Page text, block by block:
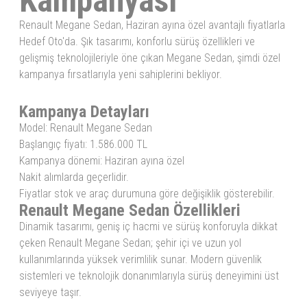
Renault Megane Sedan, Haziran ayına özel avantajlı fiyatlarla
Hedef Oto'da. Şık tasarımı, konforlu sürüş özellikleri ve
gelişmiş teknolojileriyle öne çıkan Megane Sedan, şimdi özel
kampanya fırsatlarıyla yeni sahiplerini bekliyor.
Kampanya Detayları
Model: Renault Megane Sedan
Başlangıç fiyatı: 1.586.000 TL
Kampanya dönemi: Haziran ayına özel
Nakit alımlarda geçerlidir.
Fiyatlar stok ve araç durumuna göre değişiklik gösterebilir.
Renault Megane Sedan Özellikleri
Dinamik tasarımı, geniş iç hacmi ve sürüş konforuyla dikkat
çeken Renault Megane Sedan; şehir içi ve uzun yol
kullanımlarında yüksek verimlilik sunar. Modern güvenlik
sistemleri ve teknolojik donanımlarıyla sürüş deneyimini üst
seviyeye taşır.